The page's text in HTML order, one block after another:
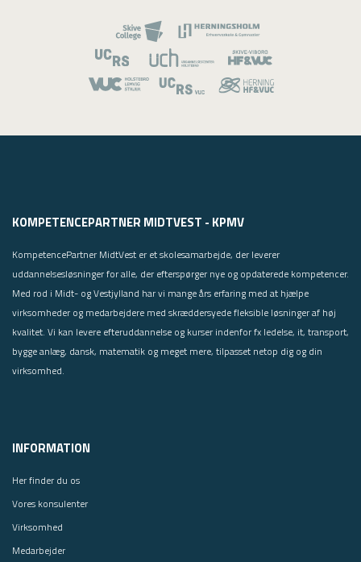
KOMPETENCEPARTNER MIDTVEST - KPMV
KompetencePartner MidtVest er et skolesamarbejde, der leverer
uddannelsesløsninger for alle, der efterspørger nye og opdaterede kompetencer.
Med rod i Midt- og Vestjylland har vi mange års erfaring med at hjælpe
virksomheder og medarbejdere med skræddersyede fleksible løsninger af høj
kvalitet. Vi kan levere efteruddannelse og kurser indenfor fx ledelse, it, transport,
bygge anlæg, dansk, matematik og meget mere, tilpasset netop dig og din
virksomhed.
INFORMATION
Her finder du os
Vores konsulenter
Virksomhed
Medarbejder